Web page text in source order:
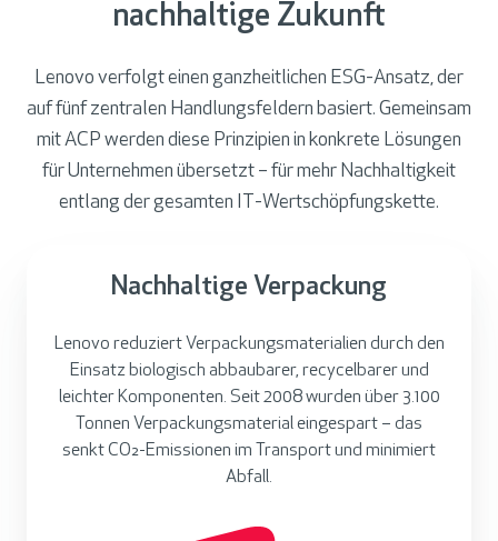
nachhaltige Zukunft
Lenovo verfolgt einen ganzheitlichen ESG-Ansatz, der
auf fünf zentralen Handlungsfeldern basiert. Gemeinsam
mit ACP werden diese Prinzipien in konkrete Lösungen
für Unternehmen übersetzt – für mehr Nachhaltigkeit
entlang der gesamten IT-Wertschöpfungskette.
Nachhaltige Verpackung
Lenovo reduziert Verpackungsmaterialien durch den
Einsatz biologisch abbaubarer, recycelbarer und
leichter Komponenten. Seit 2008 wurden über 3.100
Tonnen Verpackungsmaterial eingespart – das
senkt CO₂-Emissionen im Transport und minimiert
Abfall.